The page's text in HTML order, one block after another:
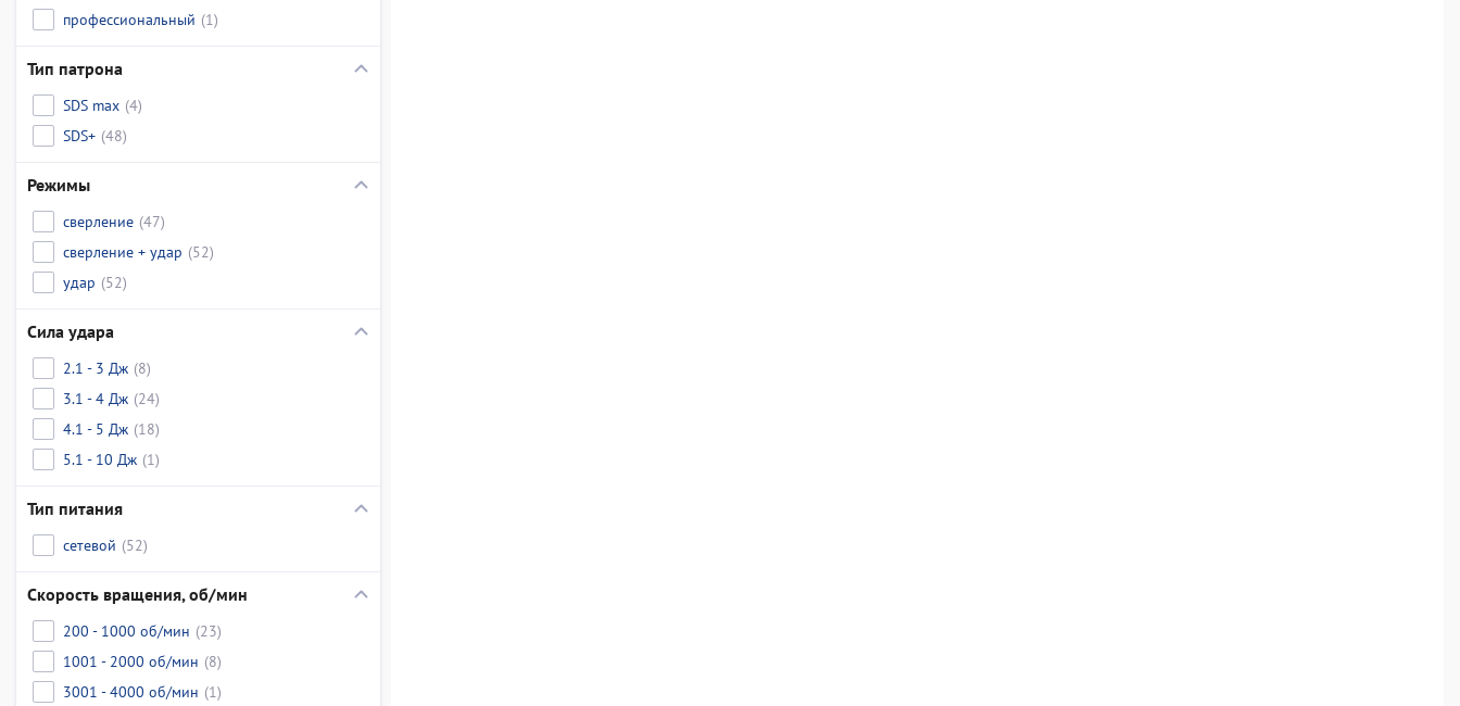
профессиональный (1)
Тип патрона
SDS max (4)
SDS+ (48)
Режимы
сверление (47)
сверление + удар (52)
удар (52)
Сила удара
2.1 - 3 Дж (8)
3.1 - 4 Дж (24)
4.1 - 5 Дж (18)
5.1 - 10 Дж (1)
Тип питания
сетевой (52)
Скорость вращения, об/мин
200 - 1000 об/мин (23)
1001 - 2000 об/мин (8)
3001 - 4000 об/мин (1)